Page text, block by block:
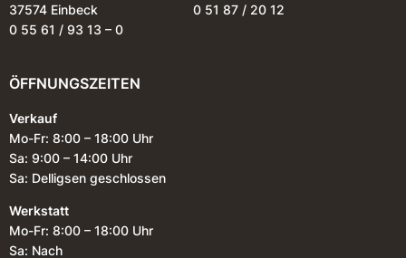
37574 Einbeck
0 55 61 / 93 13 – 0
0 51 87 / 20 12
ÖFFNUNGSZEITEN
Verkauf
Mo-Fr: 8:00 – 18:00 Uhr
Sa: 9:00 – 14:00 Uhr
Sa: Delligsen geschlossen
Werkstatt
Mo-Fr: 8:00 – 18:00 Uhr
Sa: Nach